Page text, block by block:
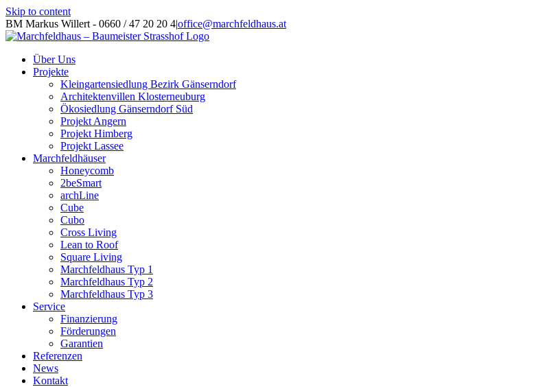
Skip to content
BM Markus Willert - 0660 / 47 20 20 4|office@marchfeldhaus.at
Über Uns
Projekte
Kleingartensiedlung Bezirk Gänserndorf
Architektenvillen Klosterneuburg
Ökosiedlung Gänserndorf Süd
Projekt Angern
Projekt Himberg
Projekt Lassee
Marchfeldhäuser
Honeycomb
2beSmart
archLine
Cube
Cubo
Cross Living
Lean to Roof
Square Living
Marchfeldhaus Typ 1
Marchfeldhaus Typ 2
Marchfeldhaus Typ 3
Service
Finanzierung
Förderungen
Garantien
Referenzen
News
Kontakt